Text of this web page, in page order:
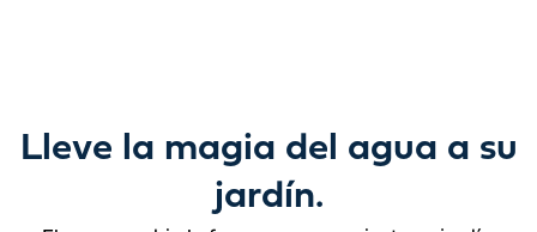
Lleve la magia del agua a su
jardín.